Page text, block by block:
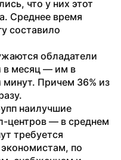
что у них этот
Среднее время
составило
обладатели
в месяц — им в
минут. Причем 36% из
наилучшие
центров — в среднем
требуется
по